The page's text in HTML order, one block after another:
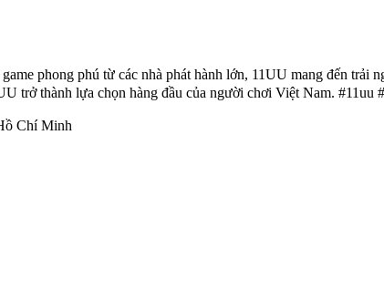
phong phú từ các nhà phát hành lớn, 11UU mang đến trải
trở thành lựa chọn hàng đầu của người chơi Việt Nam. #11uu
Chí Minh